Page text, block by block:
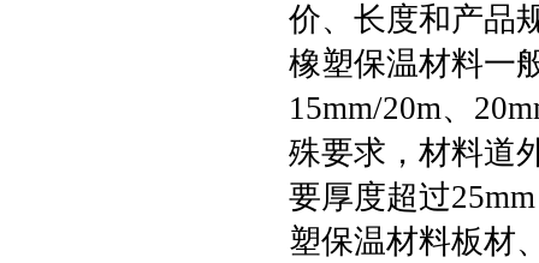
价、长度和产品
橡塑保温材料一
15mm/20m、
殊要求，材料道
要厚度超过
塑保温材料板材